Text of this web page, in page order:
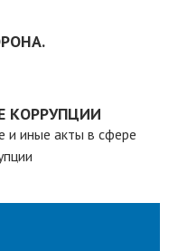
КОРРУПЦИИ
и иные акты в сфере